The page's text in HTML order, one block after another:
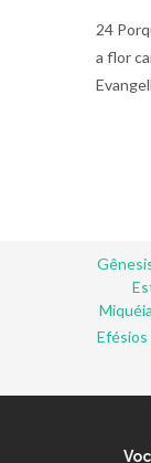
24
a flor
Efésios